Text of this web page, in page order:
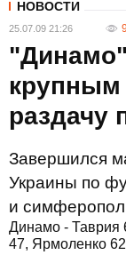
НОВОСТИ
25.07.09 21:26
крупным
раздачу
Завершился
Украины по
и
Динамо - Таврия
47, Ярмоленко